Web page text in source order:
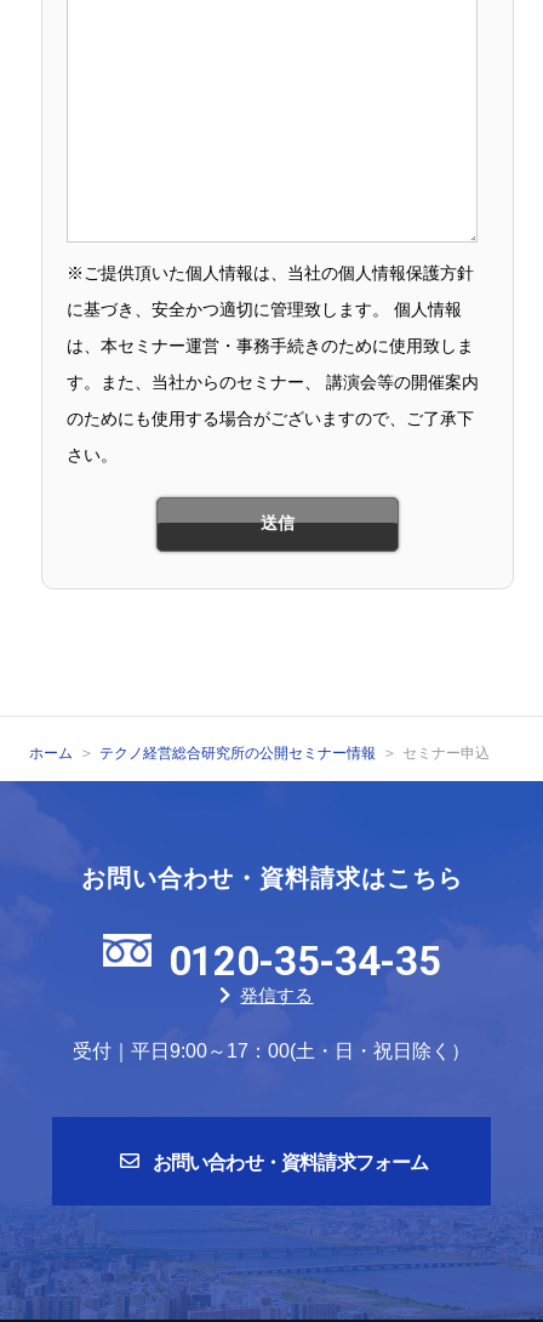
※ご提供頂いた個人情報は、当社の個人情報保護方針
に基づき、安全かつ適切に管理致します。 個人情報
は、本セミナー運営・事務手続きのために使用致しま
す。また、当社からのセミナー、 講演会等の開催案内
のためにも使用する場合がございますので、ご了承下
さい。
ホーム テクノ経営総合研究所の公開セミナー情報 セミナー申込
お問い合わせ・資料請求はこちら
0120-35-34-35
発信する
受付｜平日9:00～17：00(土・日・祝日除く）
お問い合わせ・資料請求フォーム